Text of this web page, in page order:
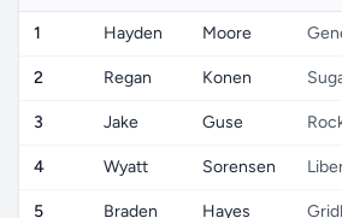
1 Hayden Moore
2 Regan Konen
3 Jake Guse
4 Wyatt Sorensen
5 Braden Hayes